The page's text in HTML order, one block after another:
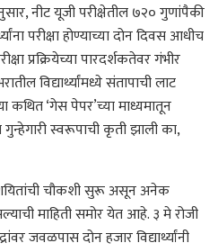
नीट यूजी परीक्षेतील ७२० गुणांपैकी
परीक्षा होण्याच्या दोन दिवस आधीच
प्रक्रियेच्या पारदर्शकतेवर गंभीर
विद्यार्थ्यांमध्ये संतापाची लाट
‘गेस पेपर’च्या माध्यमातून
स्वरूपाची कृती झाली का,
चौकशी सुरू असून अनेक
माहिती समोर येत आहे. ३ मे रोजी
जवळपास दोन हजार विद्यार्थ्यांनी